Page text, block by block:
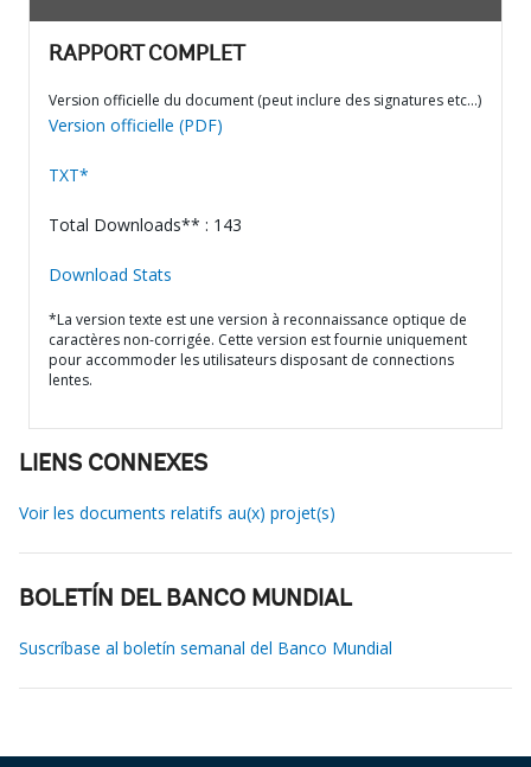
RAPPORT COMPLET
Version officielle du document (peut inclure des signatures etc…)
Version officielle (PDF)
TXT*
Total Downloads** : 143
Download Stats
*La version texte est une version à reconnaissance optique de
caractères non-corrigée. Cette version est fournie uniquement
pour accommoder les utilisateurs disposant de connections
lentes.
LIENS CONNEXES
Voir les documents relatifs au(x) projet(s)
BOLETÍN DEL BANCO MUNDIAL
Suscríbase al boletín semanal del Banco Mundial